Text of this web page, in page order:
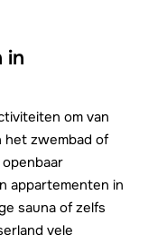
in
om van
het zwembad of
appartementen in
sauna of zelfs
vele